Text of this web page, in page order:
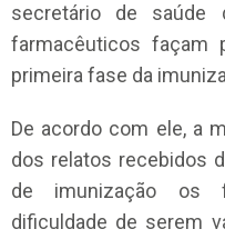
secretário de saúde
farmacêuticos façam
primeira fase da
De acordo com ele, a
dos relatos recebidos
de imunização os
dificuldade de serem